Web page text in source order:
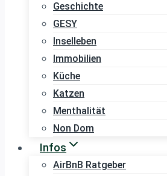
Geschichte
GESY
Inselleben
Immobilien
Küche
Katzen
Menthalität
Non Dom
Infos
AirBnB Ratgeber